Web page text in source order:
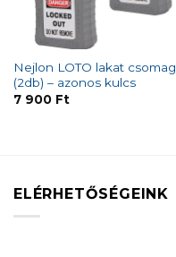
Nejlon LOTO lakat csomag
(2db) – azonos kulcs
7 900 Ft
ELÉRHETŐSÉGEINK